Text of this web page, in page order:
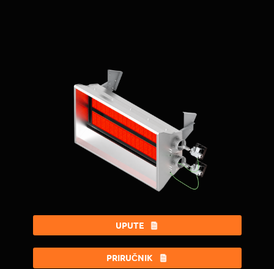
UPUTE
PRIRUČNIK